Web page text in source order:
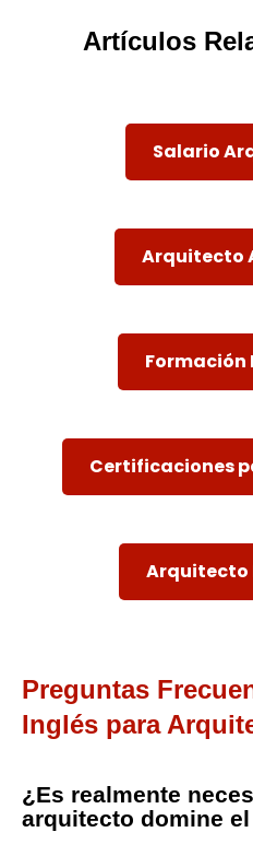
Artículos
Salario
Arquitecto
Formación
Certificaciones
Arquitecto
Preguntas
Inglés para
¿Es realmente
arquitecto domine